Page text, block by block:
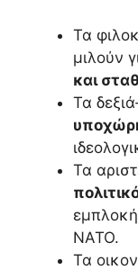
Τα
μιλούν
και
Τα
Τα
ΝΑΤΟ.
Τα